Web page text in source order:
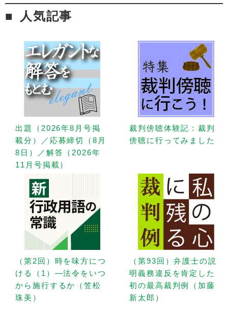
人気記事
出題（2026年8月号掲
載分）／応募締切（8月
8日）／解答（2026年
11月号掲載）
裁判傍聴体験記：裁判
傍聴に行ってみました
（第2回）時を味方につ
ける（1）—法令をいつ
から施行するか（笠松
珠美）
（第93回）弁護士の説
明義務違反を肯定した
初の最高裁判例（加藤
新太郎）